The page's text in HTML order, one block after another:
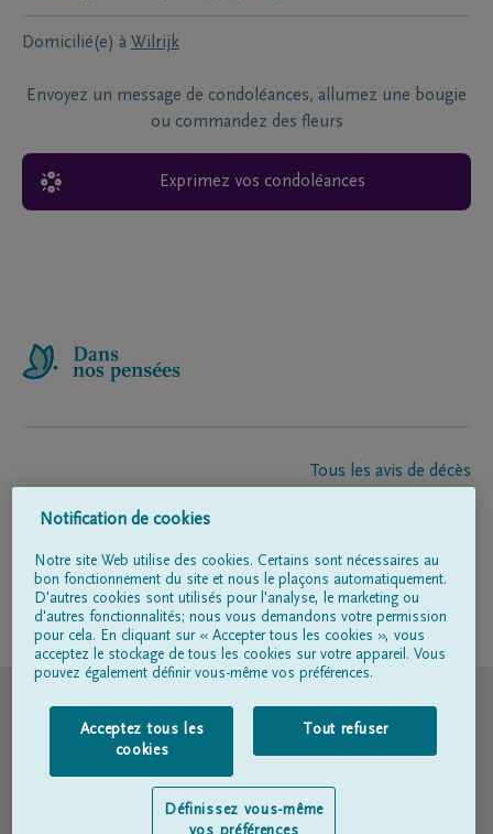
Domicilié(e) à Wilrijk
Envoyez un message de condoléances, allumez une bougie
ou commandez des fleurs
Exprimez vos condoléances
Tous les avis de décès
Entrepreneur de pompes funèbres
Suivez-nous sur
Conditions d'utilisation
Déclaration relative à la vie privée
Notification de cookies
Notre site Web utilise des cookies. Certains sont nécessaires au
bon fonctionnement du site et nous le plaçons automatiquement.
D'autres cookies sont utilisés pour l'analyse, le marketing ou
d'autres fonctionnalités; nous vous demandons votre permission
pour cela. En cliquant sur « Accepter tous les cookies », vous
acceptez le stockage de tous les cookies sur votre appareil. Vous
pouvez également définir vous-même vos préférences.
Acceptez tous les
cookies
Tout refuser
Définissez vous-même